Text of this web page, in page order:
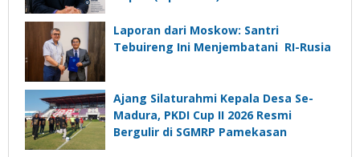
Laporan dari Moskow: Santri
Tebuireng Ini Menjembatani RI-Rusia
Ajang Silaturahmi Kepala Desa Se-
Madura, PKDI Cup II 2026 Resmi
Bergulir di SGMRP Pamekasan